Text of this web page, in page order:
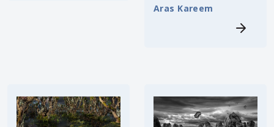
Aras Kareem